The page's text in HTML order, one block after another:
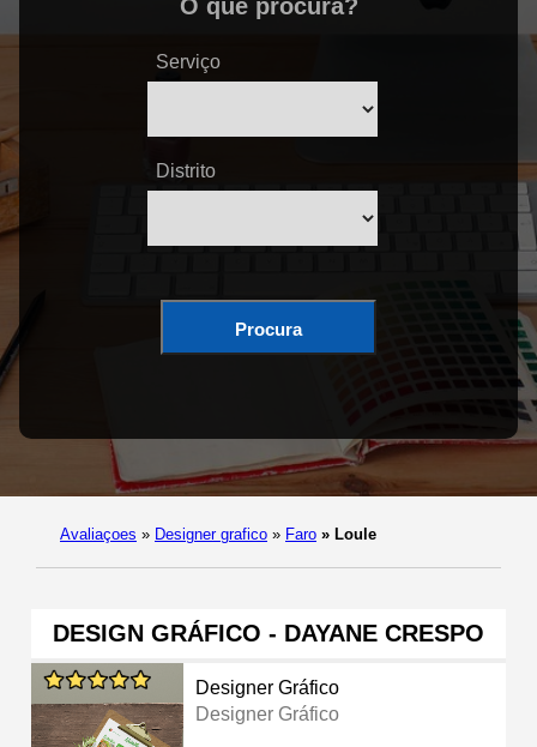
O que procura?
Serviço
Distrito
Procura
Avaliaçoes » Designer grafico » Faro » Loule
DESIGN GRÁFICO - DAYANE CRESPO
Designer Gráfico
Designer Gráfico